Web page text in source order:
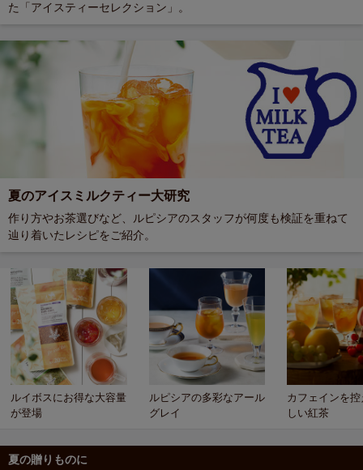
た「アイスティーセレクション」。
夏のアイスミルクティー大研究
作り方やお茶選びなど、ルピシアのスタッフが何度も検証を重ねて
辿り着いたレシピをご紹介。
ルイボスにお得な大容量
が登場
ルピシアの多彩なアール
グレイ
カフェインを
しい紅茶
夏の贈りものに